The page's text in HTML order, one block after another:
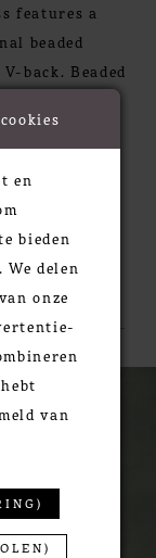
features a
beaded
back. Beaded
sequined
has a
en
bieden
delen
onze
van